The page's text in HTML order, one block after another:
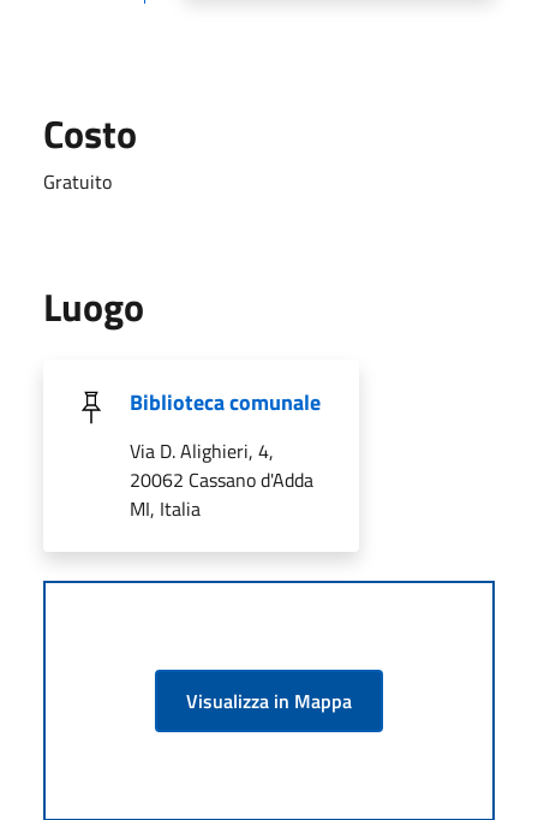
Costo
Gratuito
Luogo
Biblioteca comunale
Via D. Alighieri, 4,
20062 Cassano d'Adda
MI, Italia
Visualizza in Mappa